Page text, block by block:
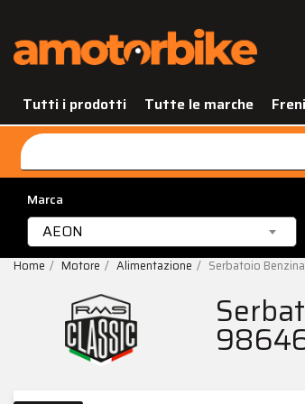
Tutti i prodotti Tutte le marche Freni
Marca
AEON
Home Motore Alimentazione Serbatoio